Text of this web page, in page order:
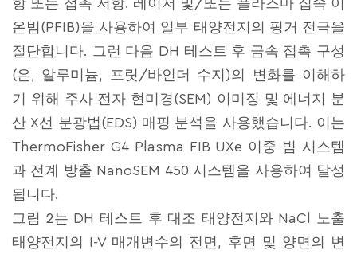
항 또는 접촉 저항. 레이저 및/또는 플라즈마 집속 이
온빔(PFIB)을 사용하여 일부 태양전지의 핑거 전극을
절단합니다. 그런 다음 DH 테스트 후 금속 접촉 구성
(은, 알루미늄, 프릿/바인더 수지)의 변화를 이해하
기 위해 주사 전자 현미경(SEM) 이미징 및 에너지 분
산 X선 분광법(EDS) 매핑 분석을 사용했습니다. 이는
ThermoFisher G4 Plasma FIB UXe 이중 빔 시스템
과 전계 방출 NanoSEM 450 시스템을 사용하여 달성
됩니다.
그림 2는 DH 테스트 후 대조 태양전지와 NaCl 노출
태양전지의 I-V 매개변수의 전면, 후면 및 양면의 변